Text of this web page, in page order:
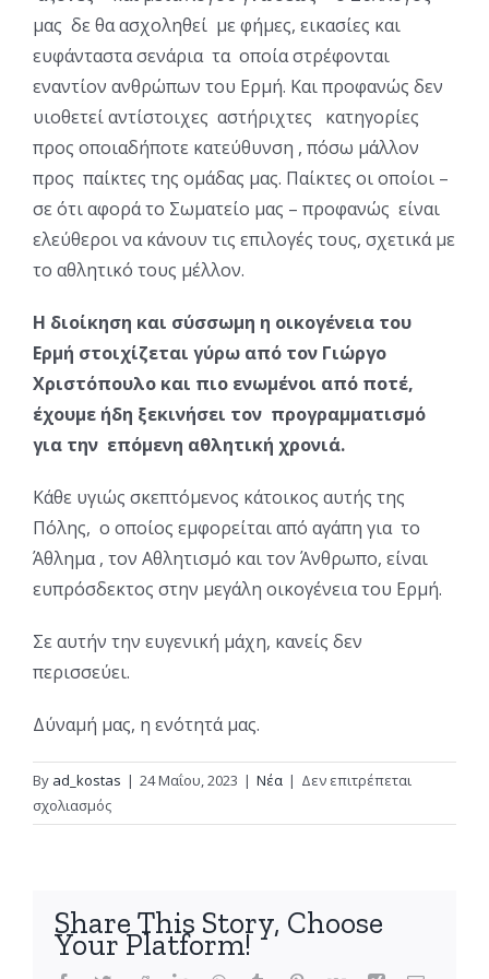
μας δε θα ασχοληθεί με φήμες, εικασίες και
ευφάνταστα σενάρια τα οποία στρέφονται
εναντίον ανθρώπων του Ερμή. Και προφανώς δεν
υιοθετεί αντίστοιχες αστήριχτες κατηγορίες
προς οποιαδήποτε κατεύθυνση , πόσω μάλλον
προς παίκτες της ομάδας μας. Παίκτες οι οποίοι –
σε ότι αφορά το Σωματείο μας – προφανώς είναι
ελεύθεροι να κάνουν τις επιλογές τους, σχετικά με
το αθλητικό τους μέλλον.
Η διοίκηση και σύσσωμη η οικογένεια του
Ερμή στοιχίζεται γύρω από τον Γιώργο
Χριστόπουλο και πιο ενωμένοι από ποτέ,
έχουμε ήδη ξεκινήσει τον προγραμματισμό
για την επόμενη αθλητική χρονιά.
Κάθε υγιώς σκεπτόμενος κάτοικος αυτής της
Πόλης, ο οποίος εμφορείται από αγάπη για το
Άθλημα , τον Αθλητισμό και τον Άνθρωπο, είναι
ευπρόσδεκτος στην μεγάλη οικογένεια του Ερμή.
Σε αυτήν την ευγενική μάχη, κανείς δεν
περισσεύει.
Δύναμή μας, η ενότητά μας.
By ad_kostas | 24 Μαΐου, 2023 | Νέα | Δεν επιτρέπεται
σχολιασμόςστο
Ανακοίνωση
Share This Story, Choose
Your Platform!